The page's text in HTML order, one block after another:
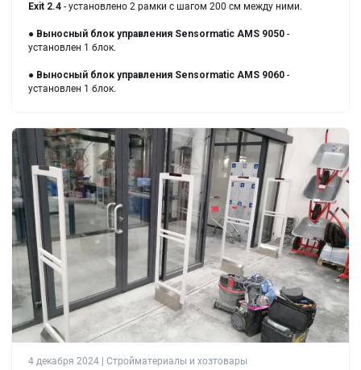
Exit 2.4 - установлено 2 рамки с шагом 200 см между ними.
● Выносный блок управления Sensormatic AMS 9050 -
установлен 1 блок.
● Выносный блок управления Sensormatic AMS 9060 -
установлен 1 блок.
4 декабря 2024 | Стройматериалы и хозтовары